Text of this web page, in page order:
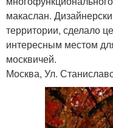
макаслан.
территории, сделало
интересным местом
москвичей.
Москва, Ул.